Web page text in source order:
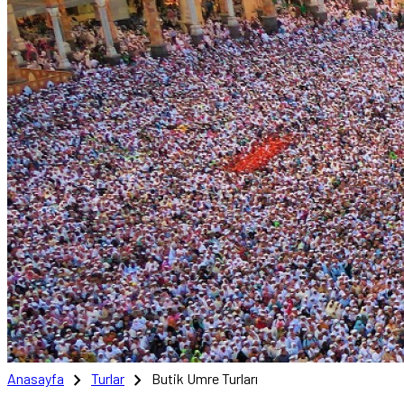
Anasayfa chevron_right Turlar chevron_right Butik Umre Turları